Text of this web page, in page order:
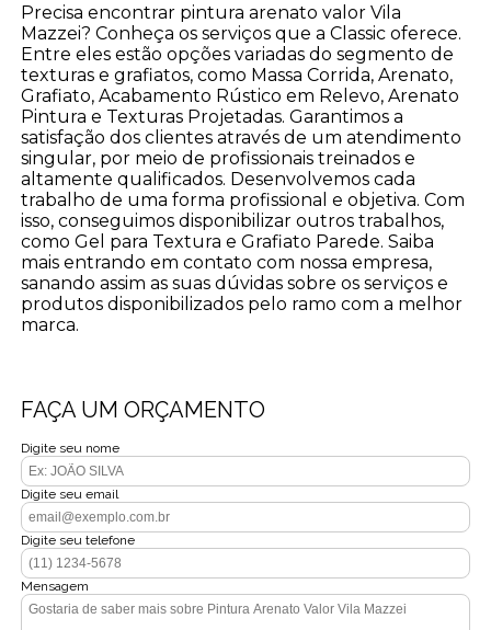
Precisa encontrar pintura arenato valor Vila
Mazzei? Conheça os serviços que a Classic oferece.
Entre eles estão opções variadas do segmento de
texturas e grafiatos, como Massa Corrida, Arenato,
Grafiato, Acabamento Rústico em Relevo, Arenato
Pintura e Texturas Projetadas. Garantimos a
satisfação dos clientes através de um atendimento
singular, por meio de profissionais treinados e
altamente qualificados. Desenvolvemos cada
trabalho de uma forma profissional e objetiva. Com
isso, conseguimos disponibilizar outros trabalhos,
como Gel para Textura e Grafiato Parede. Saiba
mais entrando em contato com nossa empresa,
sanando assim as suas dúvidas sobre os serviços e
produtos disponibilizados pelo ramo com a melhor
marca.
FAÇA UM ORÇAMENTO
Digite seu nome
Digite seu email
Digite seu telefone
Mensagem